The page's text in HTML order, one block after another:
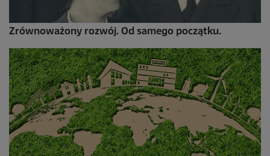
Zrównoważony rozwój. Od samego początku.